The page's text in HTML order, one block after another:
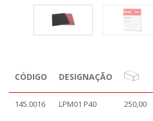
CÓDIGO DESIGNAÇÃO
145.0016 LPM01 P40 250,00